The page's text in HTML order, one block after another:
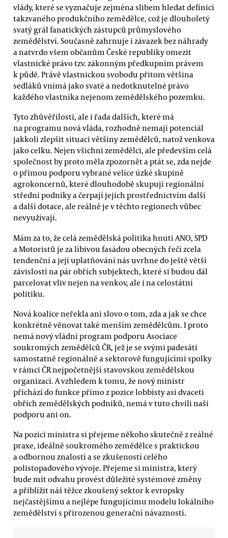
vlády, které se vyznačuje zejména slibem hledat definici
takzvaného produkčního zemědělce, což je dlouholetý
svatý grál fanatických zástupců průmyslového
zemědělství. Současně zahrnuje i závazek bez náhrady
a natvrdo všem občanům České republiky omezit
vlastnické právo tzv. zákonným předkupním právem
k půdě. Právě vlastnickou svobodu přitom většina
sedláků vnímá jako svaté a nedotknutelné právo
každého vlastníka nejenom zemědělského pozemku.
Tyto zhůvěřilosti, ale i řada dalších, které má
na programu nová vláda, rozhodně nemají potenciál
jakkoli zlepšit situaci většiny zemědělců, natož venkova
jako celku. Nejen všichni zemědělci, ale především celá
společnost by proto měla zpozornět a ptát se, zda nejde
o přímou podporu vybrané velice úzké skupině
agrokoncernů, které dlouhodobě skupují regionální
střední podniky a čerpají jejich prostřednictvím další
a další dotace, ale reálně je v těchto regionech vůbec
nevyužívají.
Mám za to, že celá zemědělská politika hnutí ANO, SPD
a Motoristů je za líbivou fasádou obecných řečí zcela
tendenční a její uplatňování nás uvrhne do ještě větší
závislosti na pár obřích subjektech, které si budou dál
parcelovat vliv nejen na venkov, ale i na celostátní
politiku.
Nová koalice neřekla ani slovo o tom, zda a jak se chce
konkrétně věnovat také menším zemědělcům. I proto
nemá nový vládní program podporu Asociace
soukromých zemědělců ČR, jež je se svými padesáti
samostatně regionálně a sektorově fungujícími spolky
v rámci ČR nejpočetnější stavovskou zemědělskou
organizací. A vzhledem k tomu, že nový ministr
přichází do funkce přímo z pozice lobbisty asi dvaceti
obřích zemědělských podniků, nemá v tuto chvíli naši
podporu ani on.
Na pozici ministra si přejeme někoho skutečně z reálné
praxe, ideálně soukromého zemědělce s praktickou
a odbornou znalostí a se zkušeností celého
polistopadového vývoje. Přejeme si ministra, který
bude mít odvahu provést důležité systémové změny
a přiblížit náš těžce zkoušený sektor k evropsky
nejčastějšímu a nejlépe fungujícímu modelu lokálního
zemědělství s přirozenou generační návazností.